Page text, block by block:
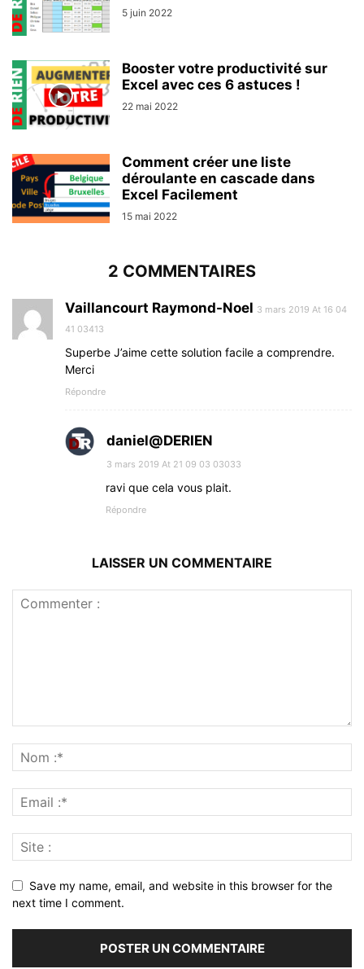
5 juin 2022
Booster votre productivité sur
Excel avec ces 6 astuces !
22 mai 2022
Comment créer une liste
déroulante en cascade dans
Excel Facilement
15 mai 2022
2 COMMENTAIRES
Vaillancourt Raymond-Noel 3 mars 2019 At 16 04
41 03413
Superbe J’aime cette solution facile a comprendre.
Merci
Répondre
daniel@DERIEN
3 mars 2019 At 21 09 03 03033
ravi que cela vous plait.
Répondre
LAISSER UN COMMENTAIRE
Save my name, email, and website in this browser for the
next time I comment.